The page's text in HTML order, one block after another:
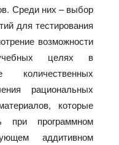
Среди них – выбор
для тестирования
возможности
целях в
количественных
рациональных
которые
при программном
аддитивном